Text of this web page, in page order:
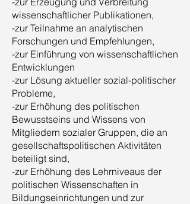
wissenschaftlicher Publikationen,
-zur Teilnahme an analytischen
Forschungen und Empfehlungen,
-zur Einführung von wissenschaftlichen
Entwicklungen
-zur Lösung aktueller sozial-politischer
Probleme,
-zur Erhöhung des politischen
Bewusstseins und Wissens von
Mitgliedern sozialer Gruppen, die an
gesellschaftspolitischen Aktivitäten
beteiligt sind,
-zur Erhöhung des Lehrniveaus der
politischen Wissenschaften in
Bildungseinrichtungen und zur